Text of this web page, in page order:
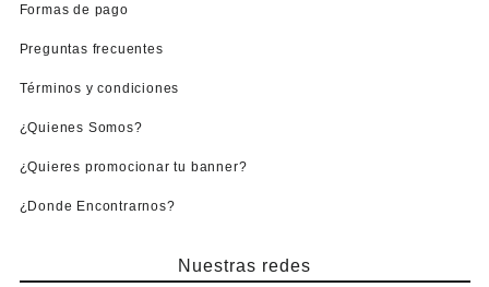
Formas de pago
Preguntas frecuentes
Términos y condiciones
¿Quienes Somos?
¿Quieres promocionar tu banner?
¿Donde Encontrarnos?
Nuestras redes